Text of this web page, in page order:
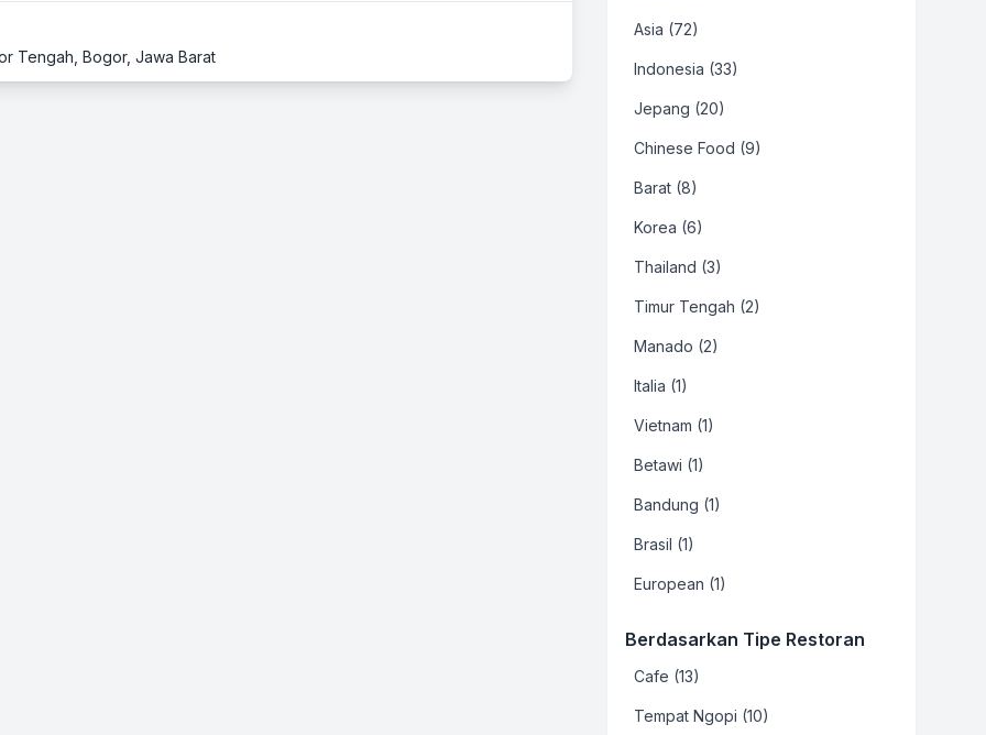
Tengah, Bogor, Jawa Barat
Asia (72)
Indonesia (33)
Jepang (20)
Chinese Food (9)
Barat (8)
Korea (6)
Thailand (3)
Timur Tengah (2)
Manado (2)
Italia (1)
Vietnam (1)
Betawi (1)
Bandung (1)
Brasil (1)
European (1)
Berdasarkan Tipe Restoran
Cafe (13)
Tempat Ngopi (10)